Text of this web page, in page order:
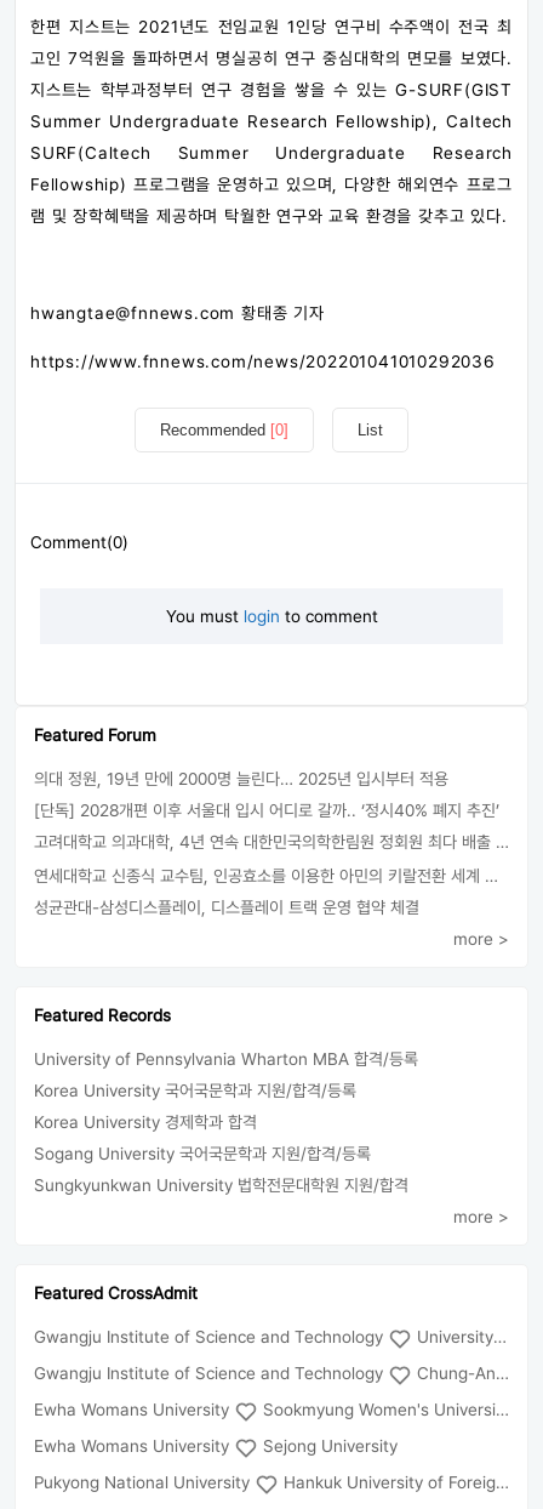
한편 지스트는 2021년도 전임교원 1인당 연구비 수주액이 전국 최
고인 7억원을 돌파하면서 명실공히 연구 중심대학의 면모를 보였다.
지스트는 학부과정부터 연구 경험을 쌓을 수 있는 G-SURF(GIST
Summer Undergraduate Research Fellowship), Caltech
SURF(Caltech Summer Undergraduate Research
Fellowship) 프로그램을 운영하고 있으며, 다양한 해외연수 프로그
램 및 장학혜택을 제공하며 탁월한 연구와 교육 환경을 갖추고 있다.
hwangtae@fnnews.com 황태종 기자
https://www.fnnews.com/news/202201041010292036
Recommended [0] List
Comment(0)
You must login to comment
Featured Forum
의대 정원, 19년 만에 2000명 늘린다… 2025년 입시부터 적용
[단독] 2028개편 이후 서울대 입시 어디로 갈까.. ‘정시40% 폐지 추진’
고려대학교 의과대학, 4년 연속 대한민국의학한림원 정회원 최다 배출 外
연세대학교 신종식 교수팀, 인공효소를 이용한 아민의 키랄전환 세계 최초로 성공
성균관대-삼성디스플레이, 디스플레이 트랙 운영 협약 체결
more >
Featured Records
University of Pennsylvania Wharton MBA 합격/등록
Korea University 국어국문학과 지원/합격/등록
Korea University 경제학과 합격
Sogang University 국어국문학과 지원/합격/등록
Sungkyunkwan University 법학전문대학원 지원/합격
more >
Featured CrossAdmit
Gwangju Institute of Science and Technology
University of Seoul
Gwangju Institute of Science and Technology
Chung-Ang University
Ewha Womans University
Sookmyung Women's University
Ewha Womans University
Sejong University
Pukyong National University
Hankuk University of Foreign Studies(Global Campus